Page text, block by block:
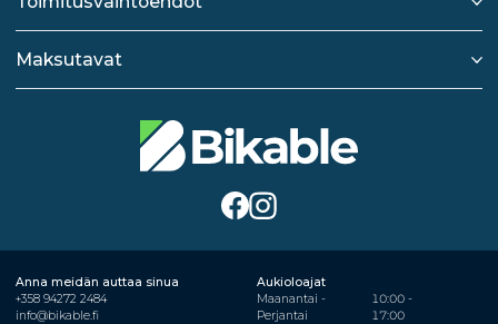
Maksutavat
Anna meidän auttaa sinua
+358 94272 2484
info@bikable.fi
Aukioloajat
Maanantai -
Perjantai
10:00 -
17:00